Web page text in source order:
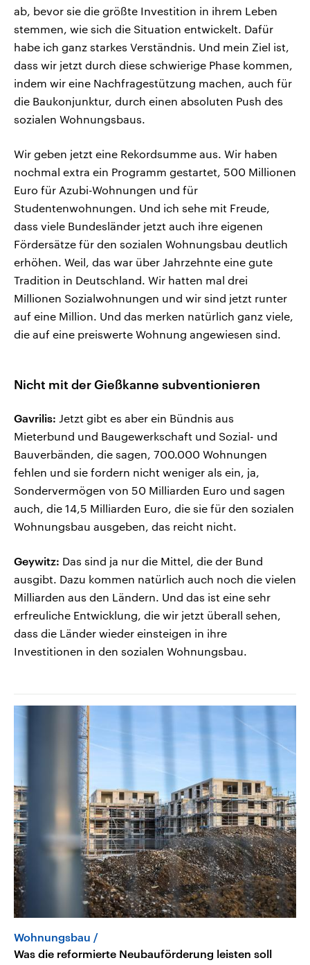
ab, bevor sie die größte Investition in ihrem Leben
stemmen, wie sich die Situation entwickelt. Dafür
habe ich ganz starkes Verständnis. Und mein Ziel ist,
dass wir jetzt durch diese schwierige Phase kommen,
indem wir eine Nachfragestützung machen, auch für
die Baukonjunktur, durch einen absoluten Push des
sozialen Wohnungsbaus.
Wir geben jetzt eine Rekordsumme aus. Wir haben
nochmal extra ein Programm gestartet, 500 Millionen
Euro für Azubi-Wohnungen und für
Studentenwohnungen. Und ich sehe mit Freude,
dass viele Bundesländer jetzt auch ihre eigenen
Fördersätze für den sozialen Wohnungsbau deutlich
erhöhen. Weil, das war über Jahrzehnte eine gute
Tradition in Deutschland. Wir hatten mal drei
Millionen Sozialwohnungen und wir sind jetzt runter
auf eine Million. Und das merken natürlich ganz viele,
die auf eine preiswerte Wohnung angewiesen sind.
Nicht mit der Gießkanne subventionieren
Gavrilis: Jetzt gibt es aber ein Bündnis aus
Mieterbund und Baugewerkschaft und Sozial- und
Bauverbänden, die sagen, 700.000 Wohnungen
fehlen und sie fordern nicht weniger als ein, ja,
Sondervermögen von 50 Milliarden Euro und sagen
auch, die 14,5 Milliarden Euro, die sie für den sozialen
Wohnungsbau ausgeben, das reicht nicht.
Geywitz: Das sind ja nur die Mittel, die der Bund
ausgibt. Dazu kommen natürlich auch noch die vielen
Milliarden aus den Ländern. Und das ist eine sehr
erfreuliche Entwicklung, die wir jetzt überall sehen,
dass die Länder wieder einsteigen in ihre
Investitionen in den sozialen Wohnungsbau.
Wohnungsbau
Was die reformierte Neubauförderung leisten soll